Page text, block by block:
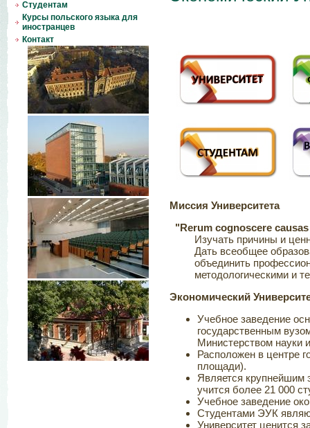
Cтудентам
Курсы польскогo языка для
иностранцев
Контакт
Миссия Университета
"Rerum cognoscere
Изучать причины и
Дать всеобщее
объединить
методологическими и
Экономический
Учебное заведение
государственным
Министерством науки
Расположен в центре
площади).
Является крупнейшим
учится более 21 000
Учебное заведение
Студентами ЭУК
Университет ценится